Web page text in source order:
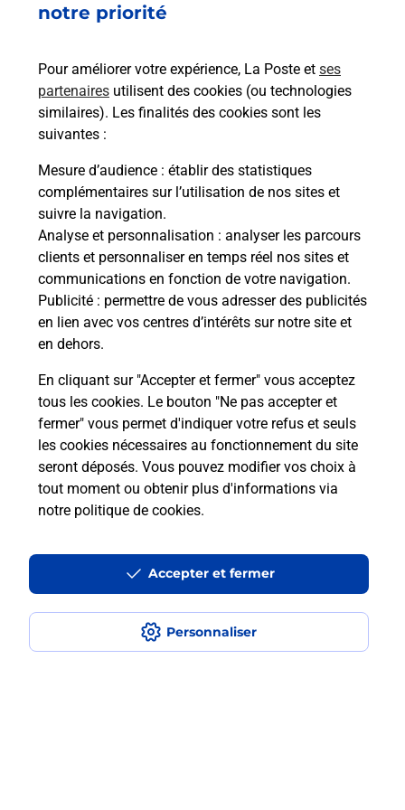
notre priorité
Pour améliorer votre expérience, La Poste et ses
partenaires utilisent des cookies (ou technologies
similaires). Les finalités des cookies sont les
suivantes :
Mesure d’audience : établir des statistiques
complémentaires sur l’utilisation de nos sites et
suivre la navigation.
Analyse et personnalisation : analyser les parcours
clients et personnaliser en temps réel nos sites et
communications en fonction de votre navigation.
Publicité : permettre de vous adresser des publicités
en lien avec vos centres d’intérêts sur notre site et
en dehors.
En cliquant sur "Accepter et fermer" vous acceptez
tous les cookies. Le bouton "Ne pas accepter et
fermer" vous permet d'indiquer votre refus et seuls
les cookies nécessaires au fonctionnement du site
seront déposés. Vous pouvez modifier vos choix à
tout moment ou obtenir plus d'informations via
notre politique de cookies.
Personnaliser
Accepter et fermer
Acheter un iPhone neuf ou reconditionné
Vous recherchez un smartphone pas cher proche
de chez vous ? Découvrez notre offre de
téléphones iPhone Apple dans vos bureaux de
Poste à SAINT ESTEVE (66240) !
En savoir plus
Questions fréquemment posées
Comment retourner un colis acheté
en ligne depuis votre boîte aux lettres
Comment envoyer un colis ou faire un
retour chez un e-commerçant sans se
déplacer ?
Envoyer un petit colis au meilleur